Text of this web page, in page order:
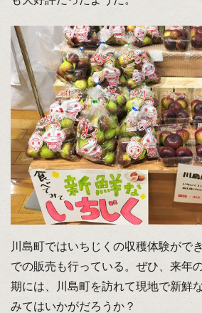
川島町ではいちじくの収穫体験がで
での販売も行っている。ぜひ、来年
期には、川島町を訪れて現地で新鮮
みてはいかがだろうか？